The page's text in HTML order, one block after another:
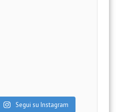
Segui su Instagram